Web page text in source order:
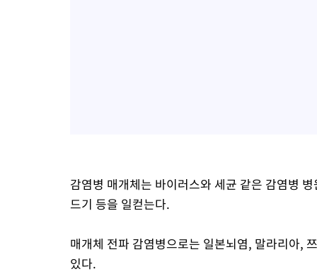
감염병 매개체는 바이러스와 세균 같은 감염병
드기 등을 일컫는다.
매개체 전파 감염병으로는 일본뇌염, 말라리아,
있다.